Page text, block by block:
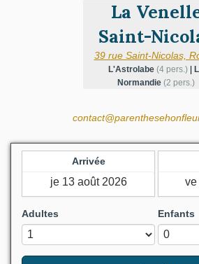
La
Saint-
39 rue Saint-Nicolas,
L'Astrolabe (4 pers.)
Normandie (2 pers.)
Arrivée
Adultes Enfants